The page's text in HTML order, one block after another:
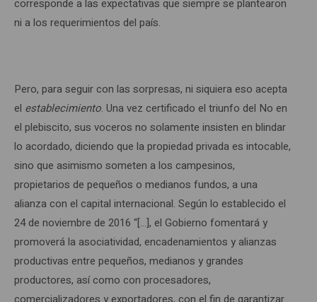
corresponde a las expectativas que siempre se plantearon
ni a los requerimientos del país.
Pero, para seguir con las sorpresas, ni siquiera eso acepta
el establecimiento. Una vez certificado el triunfo del No en
el plebiscito, sus voceros no solamente insisten en blindar
lo acordado, diciendo que la propiedad privada es intocable,
sino que asimismo someten a los campesinos,
propietarios de pequeños o medianos fundos, a una
alianza con el capital internacional. Según lo establecido el
24 de noviembre de 2016 “[…], el Gobierno fomentará y
promoverá la asociatividad, encadenamientos y alianzas
productivas entre pequeños, medianos y grandes
productores, así como con procesadores,